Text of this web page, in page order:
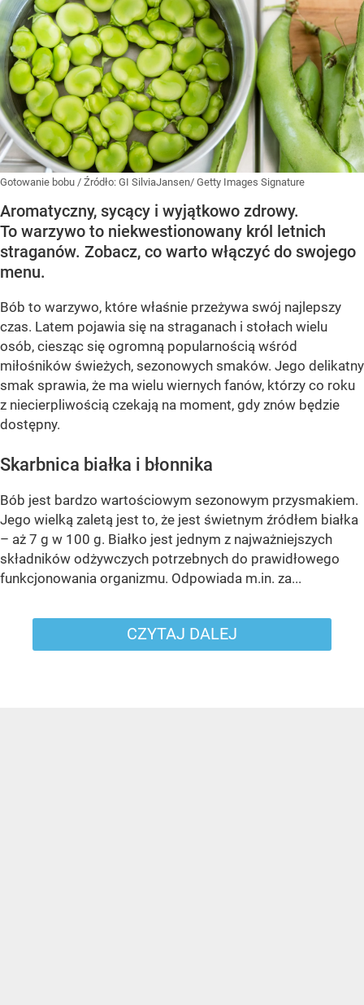
Gotowanie bobu / Źródło: GI SilviaJansen/ Getty Images Signature
Aromatyczny, sycący i wyjątkowo zdrowy.
To warzywo to niekwestionowany król letnich
straganów. Zobacz, co warto włączyć do swojego
menu.
Bób to warzywo, które właśnie przeżywa swój najlepszy
czas. Latem pojawia się na straganach i stołach wielu
osób, ciesząc się ogromną popularnością wśród
miłośników świeżych, sezonowych smaków. Jego delikatny
smak sprawia, że ma wielu wiernych fanów, którzy co roku
z niecierpliwością czekają na moment, gdy znów będzie
dostępny.
Skarbnica białka i błonnika
Bób jest bardzo wartościowym sezonowym przysmakiem.
Jego wielką zaletą jest to, że jest świetnym źródłem białka
– aż 7 g w 100 g. Białko jest jednym z najważniejszych
składników odżywczych potrzebnych do prawidłowego
funkcjonowania organizmu. Odpowiada m.in. za...
CZYTAJ DALEJ